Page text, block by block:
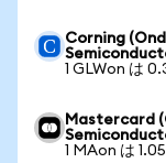
Corning
1 GLWon は
Mastercard
1 MAon は